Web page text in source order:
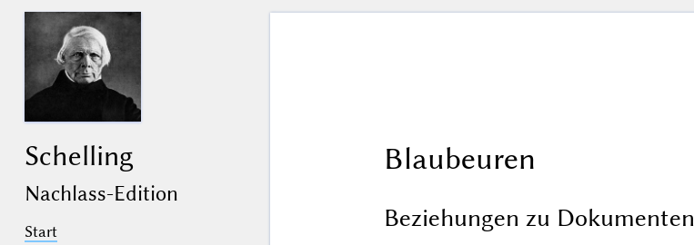
Schelling
Nachlass-Edition
Start
Blaubeuren
Beziehungen zu Dokumenten